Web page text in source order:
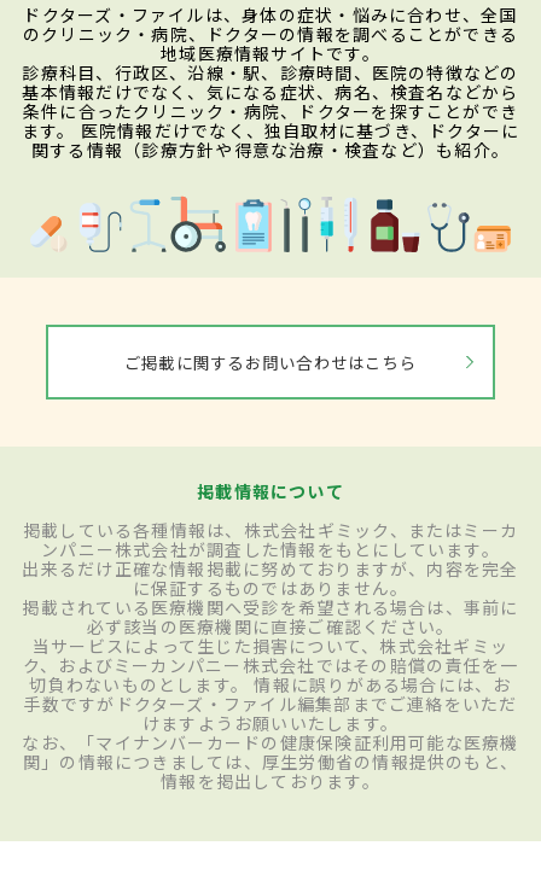
ドクターズ・ファイルは、身体の症状・悩みに合わせ、全国
のクリニック・病院、ドクターの情報を調べることができる
地域医療情報サイトです。
診療科目、行政区、沿線・駅、診療時間、医院の特徴などの
基本情報だけでなく、気になる症状、病名、検査名などから
条件に合ったクリニック・病院、ドクターを探すことができ
ます。 医院情報だけでなく、独自取材に基づき、ドクターに
関する情報（診療方針や得意な治療・検査など）も紹介。
ご掲載に関するお問い合わせはこちら
掲載情報について
掲載している各種情報は、株式会社ギミック、またはミーカ
ンパニー株式会社が調査した情報をもとにしています。
出来るだけ正確な情報掲載に努めておりますが、内容を完全
に保証するものではありません。
掲載されている医療機関へ受診を希望される場合は、事前に
必ず該当の医療機関に直接ご確認ください。
当サービスによって生じた損害について、株式会社ギミッ
ク、およびミーカンパニー株式会社ではその賠償の責任を一
切負わないものとします。 情報に誤りがある場合には、お
手数ですがドクターズ・ファイル編集部までご連絡をいただ
けますようお願いいたします。
なお、「マイナンバーカードの健康保険証利用可能な医療機
関」の情報につきましては、厚生労働省の情報提供のもと、
情報を掲出しております。